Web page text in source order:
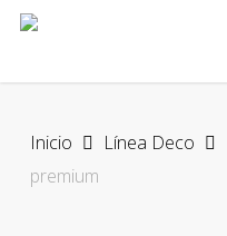
Skip
Inicio Línea Deco
premium